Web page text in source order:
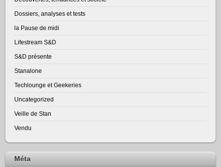
Dossiers, analyses et tests
la Pause de midi
Lifestream S&D
S&D présente
Stanalone
Techlounge et Geekeries
Uncategorized
Veille de Stan
Vendu
Méta